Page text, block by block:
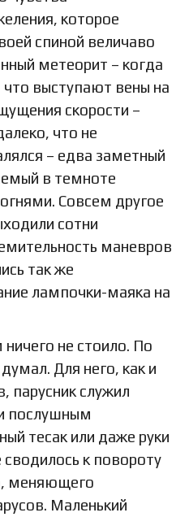
которое
спиной величаво
метеорит – когда
выступают вены на
скорости –
что не
– едва заметный
в темноте
Совсем другое
сотни
маневров
так же
лампочки-маяка на
не стоило. По
Для него, как и
парусник служил
послушным
тесак или даже руки
сводилось к повороту
меняющего
Маленький